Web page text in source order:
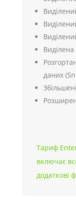
Виділена
даних
Тариф
включає
додаткові